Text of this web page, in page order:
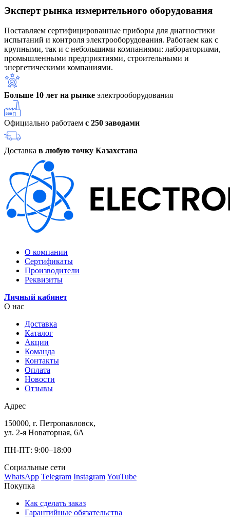
Эксперт рынка измерительного оборудования
Поставляем сертифицированные приборы для диагностики
испытаний и контроля электрооборудования. Работаем как с
крупными, так и с небольшими компаниями: лабораториями,
промышленными предприятиями, строительными и
энергетическими компаниями.
Больше 10 лет на рынке электрооборудования
Официально работаем с 250 заводами
Доставка в любую точку Казахстана
О компании
Сертификаты
Производители
Реквизиты
Личный кабинет
О нас
Доставка
Каталог
Акции
Команда
Контакты
Оплата
Новости
Отзывы
Адрес
150000, г. Петропавловск,
ул. 2-я Новаторная, 6А
ПН-ПТ: 9:00–18:00
Социальные сети
WhatsApp Telegram InstagramYouTube
Покупка
Как сделать заказ
Гарантийные обязательства